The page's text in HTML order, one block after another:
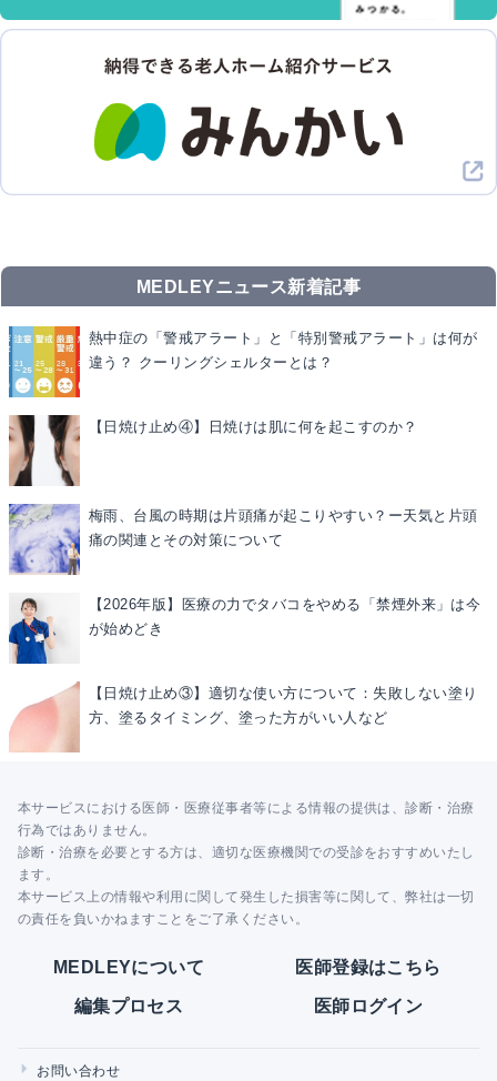
MEDLEYニュース新着記事
熱中症の「警戒アラート」と「特別警戒アラート」は何が
違う？ クーリングシェルターとは？
【日焼け止め④】日焼けは肌に何を起こすのか？
梅雨、台風の時期は片頭痛が起こりやすい？ー天気と片頭
痛の関連とその対策について
【2026年版】医療の力でタバコをやめる「禁煙外来」は今
が始めどき
【日焼け止め③】適切な使い方について：失敗しない塗り
方、塗るタイミング、塗った方がいい人など
本サービスにおける医師・医療従事者等による情報の提供は、診断・治療
行為ではありません。
診断・治療を必要とする方は、適切な医療機関での受診をおすすめいたし
ます。
本サービス上の情報や利用に関して発生した損害等に関して、弊社は一切
の責任を負いかねますことをご了承ください。
MEDLEYについて 医師登録はこちら
編集プロセス 医師ログイン
お問い合わせ